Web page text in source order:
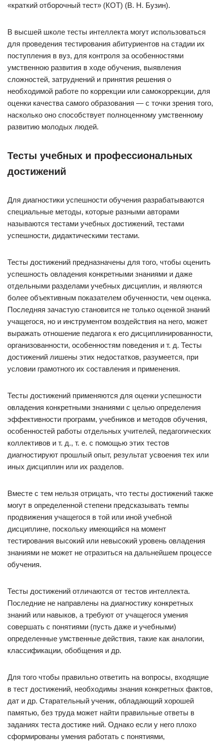
«краткий отборочный тест» (КОТ) (В. Н. Бузин).
В высшей школе тесты интеллекта могут использоваться
для проведения тестирования абитуриентов на стадии их
поступления в вуз, для контроля за особенностями
умственною развития в ходе обучения, выявления
сложностей, затруднений и принятия решения о
необходимой работе по коррекции или самокоррекции, для
оценки качества самого образования — с точки зрения того,
насколько оно способствует полноценному умственному
развитию молодых людей.
Тесты учебных и профессиональных
достижений
Для диагностики успешности обучения разрабатываются
специальные методы, которые разными авторами
называются тестами учебных достижений, тестами
успешности, дидактическими тестами.
Тесты достижений предназначены для того, чтобы оценить
успешность овладения конкретными знаниями и даже
отдельными разделами учебных дисциплин, и являются
более объективным показателем обученности, чем оценка.
Последняя зачастую становится не только оценкой знаний
учащегося, но и инструментом воздействия на него, может
выражать отношение педагога к его дисциплинированности,
организованности, особенностям поведения и т. д. Тесты
достижений лишены этих недостатков, разумеется, при
условии грамотного их составления и применения.
Тесты достижений применяются для оценки успешности
овладения конкретными знаниями с целью определения
эффективности программ, учебников и методов обучения,
особенностей работы отдельных учителей, педагогических
коллективов и т. д., т. е. с помощью этих тестов
диагностируют прошлый опыт, результат усвоения тех или
иных дисциплин или их разделов.
Вместе с тем нельзя отрицать, что тесты достижений также
могут в определенной степени предсказывать темпы
продвижения учащегося в той или иной учебной
дисциплине, поскольку имеющийся на момент
тестирования высокий или невысокий уровень овладения
знаниями не может не отразиться на дальнейшем процессе
обучения.
Тесты достижений отличаются от тестов интеллекта.
Последние не направлены на диагностику конкретных
знаний или навыков, а требуют от учащегося умения
совершать с понятиями (пусть даже и учебными)
определенные умственные действия, такие как аналогии,
классификации, обобщения и др.
Для того чтобы правильно ответить на вопросы, входящие
в тест достижений, необходимы знания конкретных фактов,
дат и др. Старательный ученик, обладающий хорошей
памятью, без труда может найти правильные ответы в
заданиях теста достиже ний. Однако если у него плохо
сформированы умения работать с понятиями,